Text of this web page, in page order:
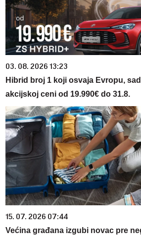
03. 08. 2026 13:23
Hibrid broj 1 koji osvaja Evropu,
akcijskoj ceni od 19.990€ do 31.8.
15. 07. 2026 07:44
Većina građana izgubi novac pre